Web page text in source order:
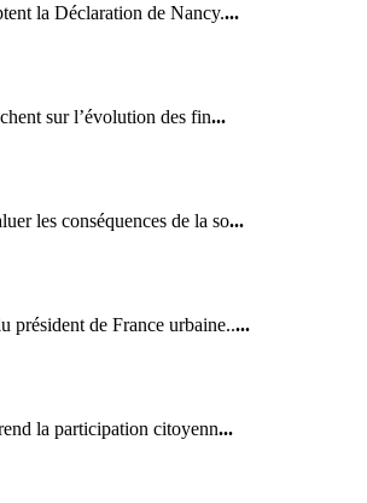
la Déclaration de Nancy....
sur l’évolution des fin...
les conséquences de la so...
président de France urbaine.....
la participation citoyenn...